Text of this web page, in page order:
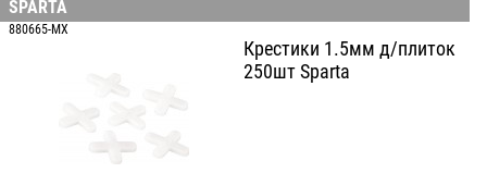
SPARTA
880665-MX
Крестики 1.5мм д/плиток
250шт Sparta